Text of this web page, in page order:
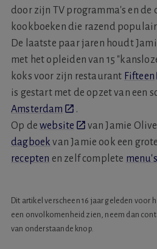
door zijn TV programma's en de
kookboeken die razend
De laatste paar jaren houdt
met het opleiden van 15
koks voor zijn restaurant Fifteen
is gestart met de opzet van een
Amsterdam
.
Op dewebsite
van Jamie
dagboek van Jamie ook een
recepten en zelf complete menu's
Dit artikel verscheen 16 jaar geleden voor
een onvolkomenheid zien, neem dan
van onderstaande knop.